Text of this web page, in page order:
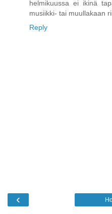
helmikuussa ei ikinä
musiikki- tai muullakaan
Reply
‹